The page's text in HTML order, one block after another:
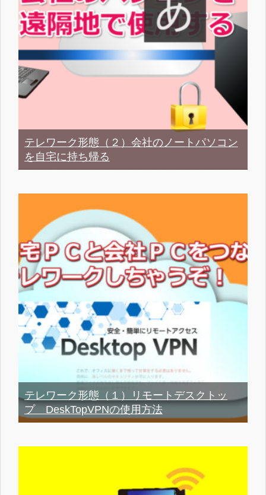
テレワーク形態（２）会社のノートパソコン
を自宅に持ち帰る
テレワーク形態（１）リモートデスクトッ
プ DeskTopVPNの使用方法